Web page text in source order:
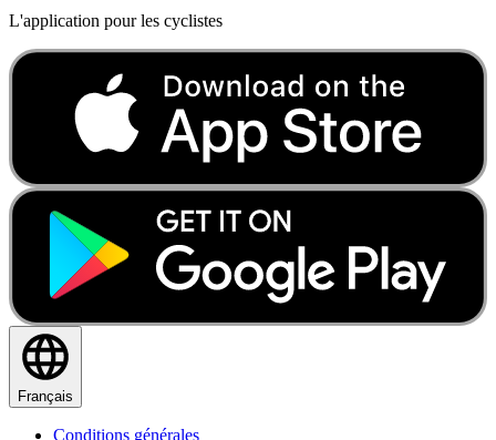
L'application pour les cyclistes
Français
Conditions générales